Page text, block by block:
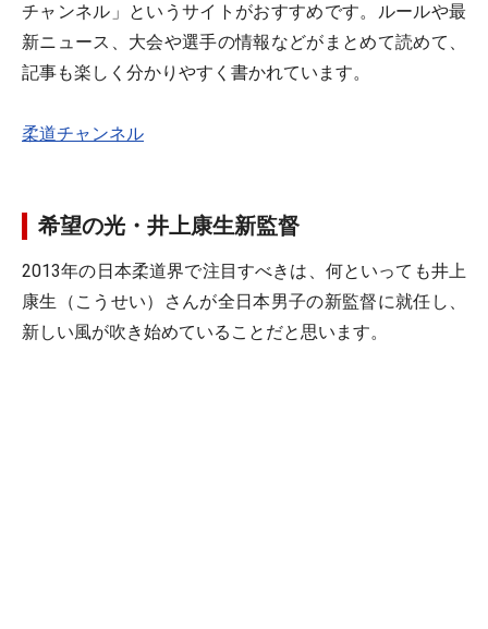
チャンネル」というサイトがおすすめです。ルールや最
新ニュース、大会や選手の情報などがまとめて読めて、
記事も楽しく分かりやすく書かれています。
柔道チャンネル
希望の光・井上康生新監督
2013年の日本柔道界で注目すべきは、何といっても井上
康生（こうせい）さんが全日本男子の新監督に就任し、
新しい風が吹き始めていることだと思います。